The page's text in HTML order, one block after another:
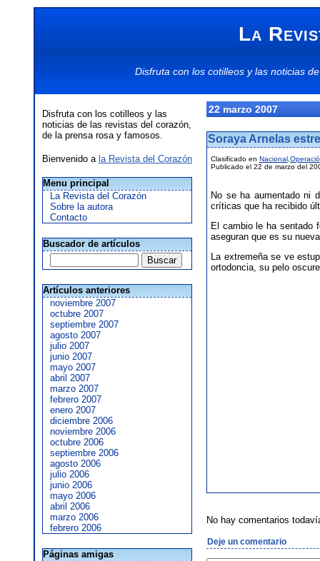
La
Disfruta con los cotilleosy las noticias
Disfruta con los cotilleos y las
noticias de las revistas del corazón,
de la prensa rosa y famosos.
Bienvenido a la Revista del Corazón
Menu principal
La Revista del Corazón
Sobre la autora
Contacto
Buscador de artículos
Artículos anteriores
noviembre 2007
octubre 2007
septiembre 2007
agosto 2007
julio 2007
junio 2007
mayo 2007
abril 2007
marzo 2007
febrero 2007
enero 2007
diciembre 2006
noviembre 2006
octubre 2006
septiembre 2006
agosto 2006
julio 2006
junio 2006
mayo 2006
abril 2006
marzo 2006
febrero 2006
Páginas amigas
22 marzo 2007
Soraya Arnelas
Clasificado en Nacional
Publicado el 22 de marzo del
No se ha aumentado ni
críticas que ha recibido
El cambio le ha sentado
aseguran que es su
La extremeña se ve
ortodoncia, su pelo
No hay comentarios
Deje un comentario